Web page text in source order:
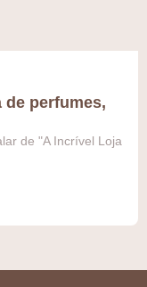
de perfumes,
de "A Incrível Loja